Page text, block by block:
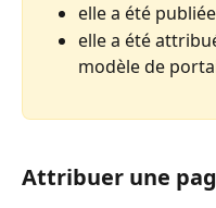
elle a été publiée
elle a été
modèle de
Attribuer une